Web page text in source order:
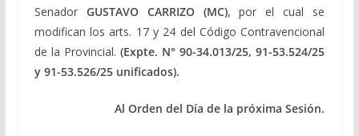
Senador GUSTAVO CARRIZO (MC), por el cual se
modifican los arts. 17 y 24 del Código Contravencional
de la Provincial. (Expte. N° 90-34.013/25, 91-53.524/25
y 91-53.526/25 unificados).
Al Orden del Día de la próxima Sesión.